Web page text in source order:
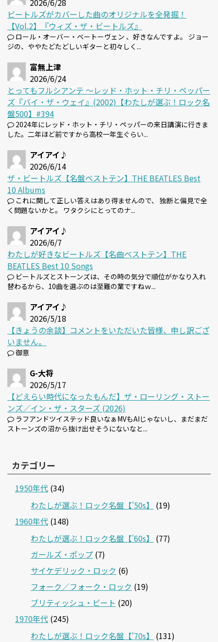
2026/6/28
ビートルズがカバーした曲のオリジナルを全発掘！
【Vol.2】『ウィズ・ザ・ビートルズ』
ロール・オーバー・ベートーヴェン 、好きなんですよ。 ジョー
ジの、ややたどたどしいギターと初々しく...
富無上津
2026/6/24
とってもフルシアンテ 〜レッド・ホット・チリ・ペッパー
ズ『バイ・ザ・ウェイ』(2002)【わたしが選ぶ！ロック名
盤500】#394
2024年にレッド・ホット・チリ・ペッパーの来日講演に行きま
した。二年ほど前ですから高校一年生ぐらい...
アイアイ♪
2026/6/14
ザ・ビートルズ【名盤ベストテン】THE BEATLES Best
10 Albums
これに関して正しい答えはあり得ませんので、 独断と偏見で全
く問題ないかと。 ワタクシにとってのナ...
アイアイ♪
2026/6/7
わたしが好きなビートルズ【名曲ベストテン】THE
BEATLES Best 10 Songs
ビートルズとストーンズは、その時の気分で順位がかなり入れ
替わるから、10曲を選ぶのは至難の業ですねｗ...
アイアイ♪
2026/5/18
【きょうの余談】コメントをいただいた皆様、申し訳ござ
いません。
御意
G-大将
2026/5/17
【どえらい時代になったもんだ】ザ・ローリング・ストー
ンズ／イン・ザ・スターズ (2026)
ラフアンドツイステッド良いなぁMVもAIじゃないし、まだまだ
ストーンズの沼から抜け出せそうにないなと...
カテゴリー
1950年代 (34)
わたしが選ぶ！ロック名盤【'50s】
(19)
1960年代 (148)
わたしが選ぶ！ロック名盤【'60s】
(77)
ガールズ・ポップ (7)
サイケデリック・ロック (6)
フォーク／フォーク・ロック (19)
ブリティッシュ・ビート (20)
1970年代 (245)
わたしが選ぶ！ロック名盤【'70s】
(131)